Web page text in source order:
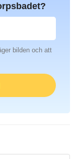
bilden och att